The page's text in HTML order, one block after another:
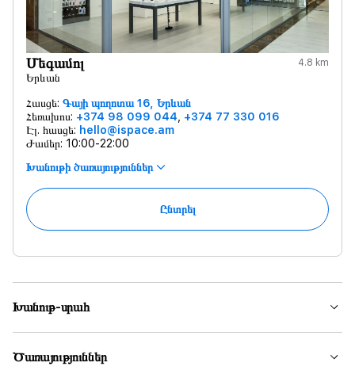
Մեգամոլ 4.8 km
Երևան
Հասցե: Գայի պողոտա 16, Երևան
Հեռախոս: +374 98 099 044
+374 77 330 016
Էլ. հասցե: hello@ispace.am
Ժամեր: 10:00-22:00
Խանութի ծառայություններ
Ընտրել
Խանութ-սրահ
Ծառայություններ